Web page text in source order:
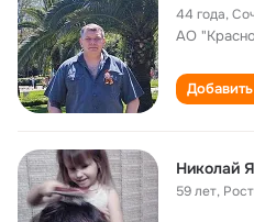
44 года,
АО
Николай
59 лет,